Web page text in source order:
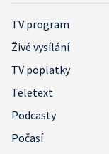
TV program
Živé vysílání
TV poplatky
Teletext
Podcasty
Počasí